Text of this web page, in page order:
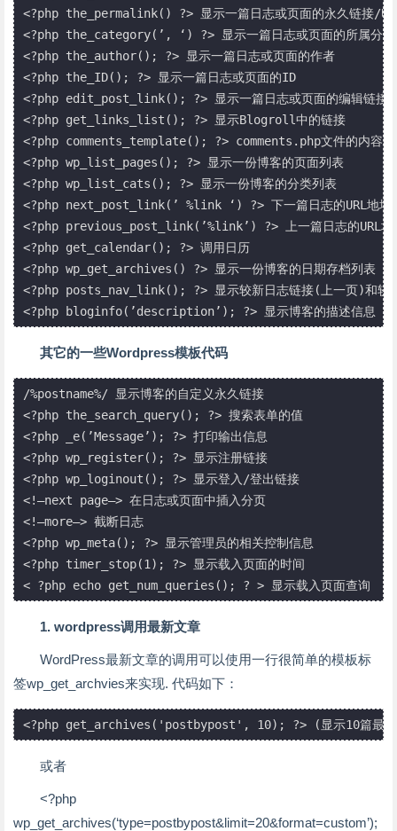
<?php the_permalink() ?> 显示一篇日志或页面的永久链接/
<?php the_category(’, ‘) ?> 显示一篇日志或页面的所属分类
<?php the_author(); ?> 显示一篇日志或页面的作者
<?php the_ID(); ?> 显示一篇日志或页面的ID
<?php edit_post_link(); ?> 显示一篇日志或页面的编辑链接
<?php get_links_list(); ?> 显示Blogroll中的链接
<?php comments_template(); ?> comments.php文件的内容
<?php wp_list_pages(); ?> 显示一份博客的页面列表
<?php wp_list_cats(); ?> 显示一份博客的分类列表
<?php next_post_link(’ %link ‘) ?> 下一篇日志的URL地址
<?php previous_post_link(’%link’) ?> 上一篇日志的URL地
<?php get_calendar(); ?> 调用日历
<?php wp_get_archives() ?> 显示一份博客的日期存档列表
<?php posts_nav_link(); ?> 显示较新日志链接(上一页)和较旧
<?php bloginfo(’description’); ?> 显示博客的描述信息
其它的一些Wordpress模板代码
/%postname%/ 显示博客的自定义永久链接
<?php the_search_query(); ?> 搜索表单的值
<?php _e(’Message’); ?> 打印输出信息
<?php wp_register(); ?> 显示注册链接
<?php wp_loginout(); ?> 显示登入/登出链接
<!–next page–> 在日志或页面中插入分页
<!–more–> 截断日志
<?php wp_meta(); ?> 显示管理员的相关控制信息
<?php timer_stop(1); ?> 显示载入页面的时间
< ?php echo get_num_queries(); ? > 显示载入页面查询
1. wordpress调用最新文章
WordPress最新文章的调用可以使用一行很简单的模板标
签wp_get_archvies来实现. 代码如下：
<?php get_archives('postbypost', 10); ?> (显示10篇最新
或者
<?php
wp_get_archives(‘type=postbypost&limit=20&format=custom’);